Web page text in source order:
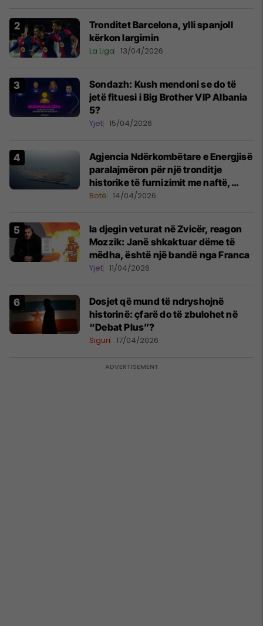
Tronditet Barcelona, ylli spanjoll
kërkon largimin
La Liga 13/04/2026
Sondazh: Kush mendoni se do të
jetë fituesi i Big Brother VIP Albania
5?
Yjet 15/04/2026
Agjencia Ndërkombëtare e Energjisë
paralajmëron për një tronditje
historike të furnizimit me naftë,
ndërsa lufta me Iranin mbyt tregjet
Botë 14/04/2026
Ia djegin veturat në Zvicër, reagon
Mozzik: Janë shkaktuar dëme të
mëdha, është një bandë nga Franca
Yjet 11/04/2026
Dosjet që mund të ndryshojnë
historinë: çfarë do të zbulohet në
“Debat Plus”?
Siguri 17/04/2026